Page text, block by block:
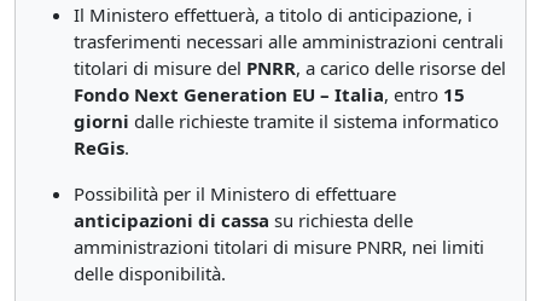
Il Ministero effettuerà, a titolo di anticipazione, i
trasferimenti necessari alle amministrazioni centrali
titolari di misure del PNRR, a carico delle risorse del
Fondo Next Generation EU – Italia, entro 15
giorni dalle richieste tramite il sistema informatico
ReGis.
Possibilità per il Ministero di effettuare
anticipazioni di cassa su richiesta delle
amministrazioni titolari di misure PNRR, nei limiti
delle disponibilità.